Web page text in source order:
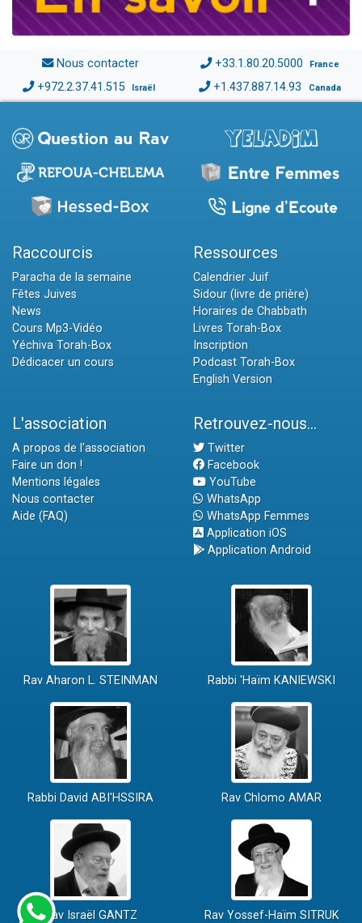
Nous contacter +33.1.80.20.5000 France
+972.2.37.41.515 Israël +1.437.887.14.93 Canada
Raccourcis
Paracha de la semaine
Fêtes Juives
News
Cours Mp3-Vidéo
Yéchiva Torah-Box
Dédicacer un cours
Ressources
Calendrier Juif
Sidour (livre de prière)
Horaires de Chabbath
Livres Torah-Box
Inscription
Podcast Torah-Box
English Version
L'association
A propos de l'association
Faire un don !
Mentions légales
Nous contacter
Aide (FAQ)
Retrouvez-nous...
Twitter
Facebook
YouTube
WhatsApp
WhatsApp Femmes
Application iOS
Application Android
Rav Aharon L. STEINMAN Rabbi 'Haïm KANIEWSKI
Rabbi David ABI'HSSIRA Rav Chlomo AMAR
Rav Israël GANTZ Rav Yossef-Haïm SITRUK